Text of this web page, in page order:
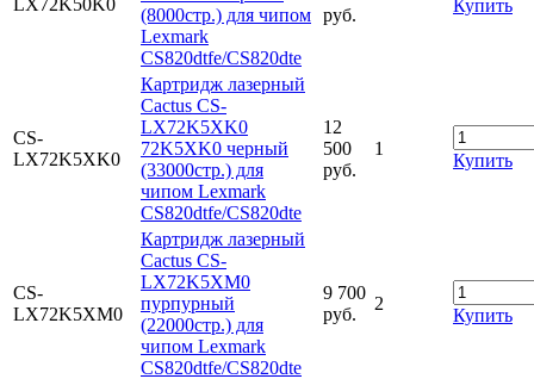
(8000стр.) для чипом
Lexmark
CS820dtfe/CS820dte
руб.
Купить
CS-
LX72K5XK0
Картридж лазерный
Cactus CS-
LX72K5XK0
72K5XK0 черный
(33000стр.) для
чипом Lexmark
CS820dtfe/CS820dte
12
500
руб.
1
Купить
CS-
LX72K5XM0
Картридж лазерный
Cactus CS-
LX72K5XM0
пурпурный
(22000стр.) для
чипом Lexmark
CS820dtfe/CS820dte
9 700
руб.
2
Купить